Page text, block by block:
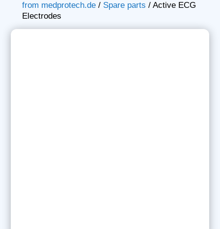
from medprotech.de/ Spare parts / Active ECG
Electrodes